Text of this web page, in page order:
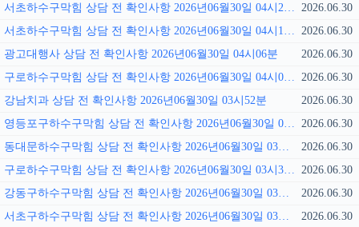
서초하수구막힘 상담 전 확인사항 2026년06월30일 04시22분 2026.06.30
서초하수구막힘 상담 전 확인사항 2026년06월30일 04시13분 2026.06.30
광고대행사 상담 전 확인사항 2026년06월30일 04시06분
2026.06.30
구로하수구막힘 상담 전 확인사항 2026년06월30일 04시01분 2026.06.30
강남치과 상담 전 확인사항 2026년06월30일 03시52분
2026.06.30
영등포구하수구막힘 상담 전 확인사항 2026년06월30일 03시45분 2026.06.30
동대문하수구막힘 상담 전 확인사항 2026년06월30일 03시39분
2026.06.30
구로하수구막힘 상담 전 확인사항 2026년06월30일 03시31분 2026.06.30
강동구하수구막힘 상담 전 확인사항 2026년06월30일 03시26분
2026.06.30
서초구하수구막힘 상담 전 확인사항 2026년06월30일 03시18분
2026.06.30